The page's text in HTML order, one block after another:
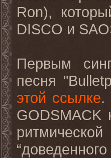
Ron),
DISCO и
Первым
песня "
этой ссылке.
GODSMACK